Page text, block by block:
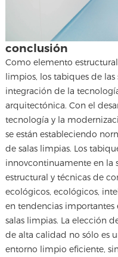
conclusión
Como elemento
limpios, los tabiques de las
integración de la
arquitectónica. Con el
tecnología y la
se están estableciendo
de salas limpias. Los
innovcontinuamente en la
estructural y técnicas de
ecológicos, ecológicos,
en tendencias importantes
salas limpias. La elección
de alta calidad no sólo es
entorno limpio eficiente,